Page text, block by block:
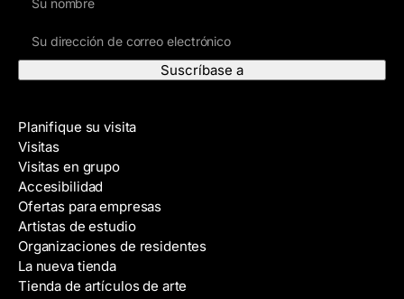
c
i
ó
n
d
e
c
o
r
Planifique su visita
Visitas
Visitas en grupo
Accesibilidad
Ofertas para empresas
Artistas de estudio
Organizaciones de residentes
La nueva tienda
Tienda de artículos de arte